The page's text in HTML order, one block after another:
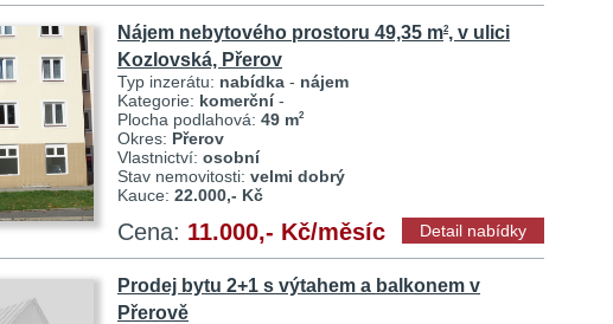
Nájem nebytového prostoru 49,35 m2, v ulici
Kozlovská, Přerov
Typ inzerátu: nabídka - nájem
Kategorie: komerční-
Plocha podlahová: 49 m2
Okres: Přerov
Vlastnictví: osobní
Stav nemovitosti: velmi dobrý
Kauce: 22.000,- Kč
Cena: 11.000,- Kč/měsíc Detail nabídky
Prodej bytu 2+1 s výtahem a balkonem v
Přerově